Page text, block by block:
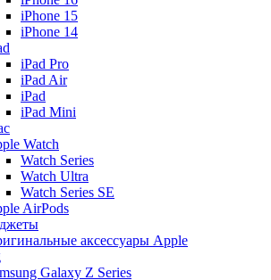
iPhone 15
iPhone 14
iPad Pro
iPad Air
iPad
iPad Mini
Watch
Watch Series
Watch Ultra
Watch Series SE
AirPods
аксессуары Apple
Galaxy Z Series